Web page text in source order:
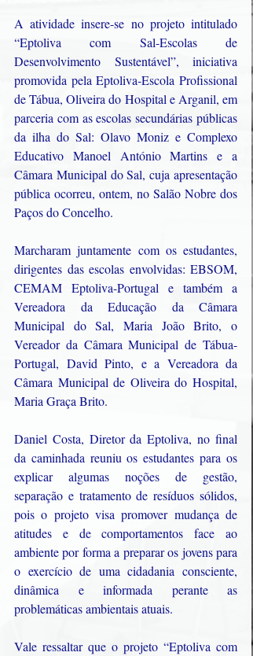
A atividade insere-se no projeto intitulado
“Eptoliva com Sal-Escolas de
Desenvolvimento Sustentável”, iniciativa
promovida pela Eptoliva-Escola Profissional
de Tábua, Oliveira do Hospital e Arganil, em
parceria com as escolas secundárias públicas
da ilha do Sal: Olavo Moniz e Complexo
Educativo Manoel António Martins e a
Câmara Municipal do Sal, cuja apresentação
pública ocorreu, ontem, no Salão Nobre dos
Paços do Concelho.
Marcharam juntamente com os estudantes,
dirigentes das escolas envolvidas: EBSOM,
CEMAM Eptoliva-Portugal e também a
Vereadora da Educação da Câmara
Municipal do Sal, Maria João Brito, o
Vereador da Câmara Municipal de Tábua-
Portugal, David Pinto, e a Vereadora da
Câmara Municipal de Oliveira do Hospital,
Maria Graça Brito.
Daniel Costa, Diretor da Eptoliva, no final
da caminhada reuniu os estudantes para os
explicar algumas noções de gestão,
separação e tratamento de resíduos sólidos,
pois o projeto visa promover mudança de
atitudes e de comportamentos face ao
ambiente por forma a preparar os jovens para
o exercício de uma cidadania consciente,
dinâmica e informada perante as
problemáticas ambientais atuais.
Vale ressaltar que o projeto “Eptoliva com